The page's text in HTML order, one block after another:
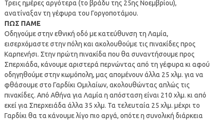
Τρεις ημέρες αργότερα (το βράδυ της 25ης Νοεμβρίου),
ανατίναξαν τη γέφυρα του Γοργοποτάμου.
ΠΩΣ ΠΑΜΕ
Οδηγούμε στην εθνική οδό με κατεύθυνση τη Λαμία,
εισερχόμαστε στην πόλη και ακολουθούμε τις πινακίδες προς
Καρπενήσι. Στην πρώτη πινακίδα που θα συναντήσουμε προς
Σπερχιάδα, κάνουμε αριστερά περνώντας από τη γέφυρα κι αφού
οδηγηθούμε στην κωμόπολη, μας απομένουν άλλα 25 χλμ. για να
φθάσουμε στο Γαρδίκι Ομιλαίων, ακολουθώντας απλώς τις
πινακίδες. Από Αθήνα για Λαμία η απόσταση είναι 210 χλμ. κι από
εκεί για Σπερχειάδα άλλα 35 χλμ. Τα τελευταία 25 χλμ. μέχρι το
Γαρδίκι θα τα κάνουμε λίγο πιο αργά, οπότε η συνολική διάρκεια